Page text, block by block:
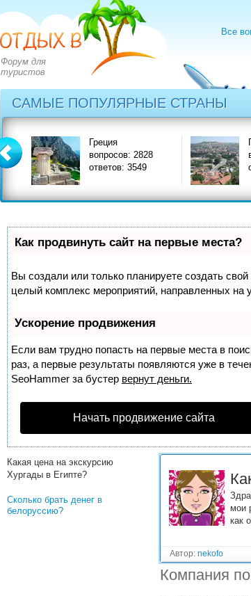
Форум для
туристов
Все
САМЫЕ ПОПУЛЯРНЫЕ СТРАНЫ
Греция
вопросов: 2828
ответов: 3549
Грузия
вопросов:
ответов:
Решенные вопросы!
Уехать из украины в
белоруссию на пмж, с чего
начать
Цена на экскурсию в Кемер
Турция?
Куда сходить в Лугано на
экскурсию?
Какая цена на экскурсию
Хургады в Египте?
Сколько брать денег в
белоруссию?
Как продвинуть сайт на первые места?
Вы создали или только планируете создать
целый комплекс мероприятий, направленных на
Ускорение продвижения
Если вам трудно попасть на первые места в
раз, а первые результаты появляются уже в
SeoHammer за бустер вернут деньги.
Начать продвижение сайта
мои
как
Автор: nekofo
Компания